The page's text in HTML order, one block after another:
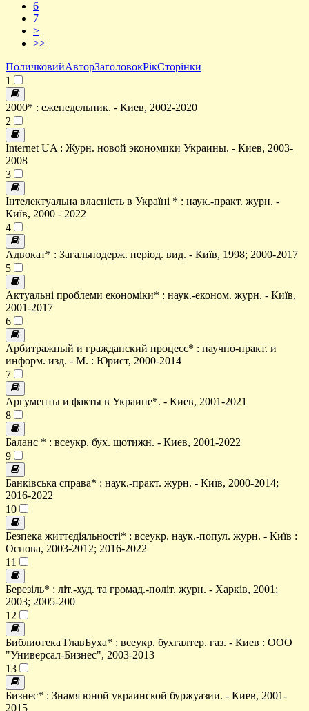
6
7
>
>>
ПоличковийАвторЗаголовокРікСторінки
1
2000* : еженедельник. - Киев, 2002-2020
2
Internet UA : Журн. новой экономики Украины. - Киев, 2003-
2008
3
Інтелектуальна власність в Україні * : наук.-практ. журн. -
Київ, 2000 - 2022
4
Адвокат* : Загальнодерж. період. вид. - Київ, 1998; 2000-2017
5
Актуальні проблеми економіки* : наук.-економ. журн. - Київ,
2001-2017
6
Арбитражный и гражданский процесс* : научно-практ. и
информ. изд. - М. : Юрист, 2000-2014
7
Аргументы и факты в Украине*. - Киев, 2001-2021
8
Баланс * : всеукр. бух. щотижн. - Киев, 2001-2022
9
Банківська справа* : наук.-практ. журн. - Київ, 2000-2014;
2016-2022
10
Безпека життєдіяльності* : всеукр. наук.-попул. журн. - Київ :
Основа, 2003-2012; 2016-2022
11
Березіль* : літ.-худ. та громад.-політ. журн. - Харків, 2001;
2003; 2005-200
12
Библиотека ГлавБуха* : всеукр. бухгалтер. газ. - Киев : ООО
"Универсал-Бизнес", 2003-2013
13
Бизнес* : Знамя юной украинской буржуазии. - Киев, 2001-
2015